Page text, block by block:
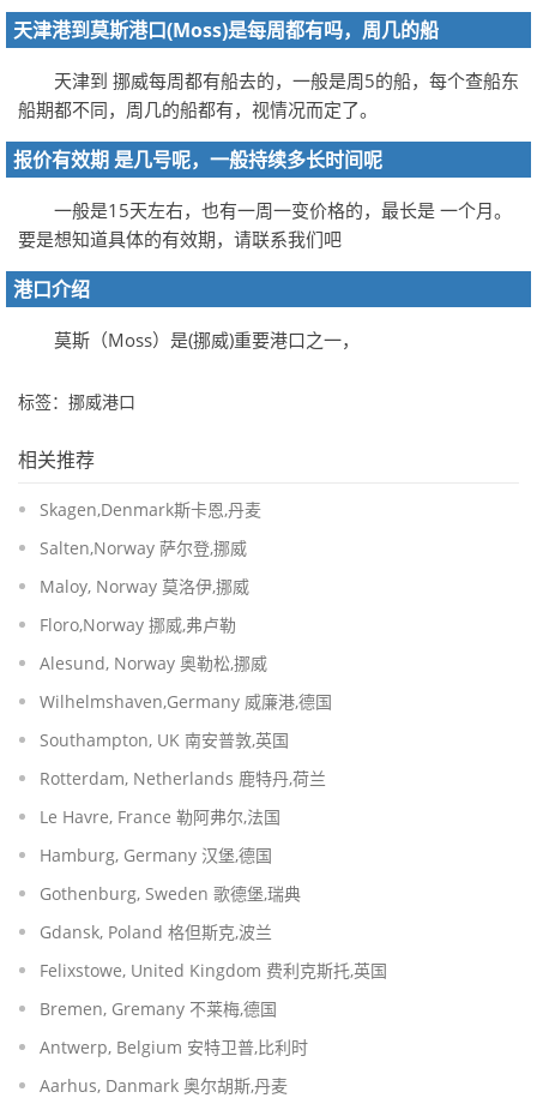
天津港到莫斯港口(Moss)是每周都有吗，周几的船
天津到 挪威每周都有船去的，一般是周5的船，每个查船东
船期都不同，周几的船都有，视情况而定了。
报价有效期 是几号呢，一般持续多长时间呢
一般是15天左右，也有一周一变价格的，最长是 一个月。
要是想知道具体的有效期，请联系我们吧
港口介绍
莫斯（Moss）是(挪威)重要港口之一，
标签：挪威港口
相关推荐
Skagen,Denmark斯卡恩,丹麦
Salten,Norway 萨尔登,挪威
Maloy, Norway 莫洛伊,挪威
Floro,Norway 挪威,弗卢勒
Alesund, Norway 奥勒松,挪威
Wilhelmshaven,Germany 威廉港,德国
Southampton, UK 南安普敦,英国
Rotterdam, Netherlands 鹿特丹,荷兰
Le Havre, France 勒阿弗尔,法国
Hamburg, Germany 汉堡,德国
Gothenburg, Sweden 歌德堡,瑞典
Gdansk, Poland 格但斯克,波兰
Felixstowe, United Kingdom 费利克斯托,英国
Bremen, Gremany 不莱梅,德国
Antwerp, Belgium 安特卫普,比利时
Aarhus, Danmark 奥尔胡斯,丹麦